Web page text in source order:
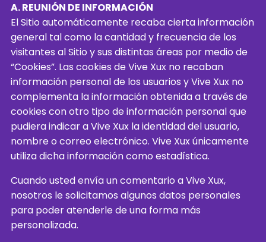
A. REUNIÓN DE INFORMACIÓN
El Sitio automáticamente recaba cierta información
general tal como la cantidad y frecuencia de los
visitantes al Sitio y sus distintas áreas por medio de
“Cookies”. Las cookies de Vive Xux no recaban
información personal de los usuarios y Vive Xux no
complementa la información obtenida a través de
cookies con otro tipo de información personal que
pudiera indicar a Vive Xux la identidad del usuario,
nombre o correo electrónico. Vive Xux únicamente
utiliza dicha información como estadística.
Cuando usted envía un comentario a Vive Xux,
nosotros le solicitamos algunos datos personales
para poder atenderle de una forma más
personalizada.